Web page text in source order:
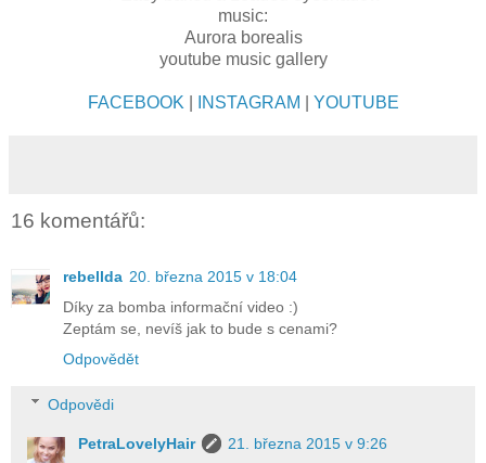
music:
Aurora borealis
youtube music gallery
FACEBOOK INSTAGRAM YOUTUBE
16 komentářů:
rebellda 20. března 2015 v 18:04
Díky za bomba informační video :)
Zeptám se, nevíš jak to bude s cenami?
Odpovědět
Odpovědi
PetraLovelyHair
21. března 2015 v 9:26